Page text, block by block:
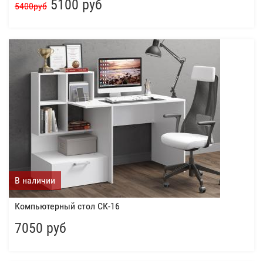
5400руб 5100 руб
В наличии
Компьютерный стол СК-16
7050 руб